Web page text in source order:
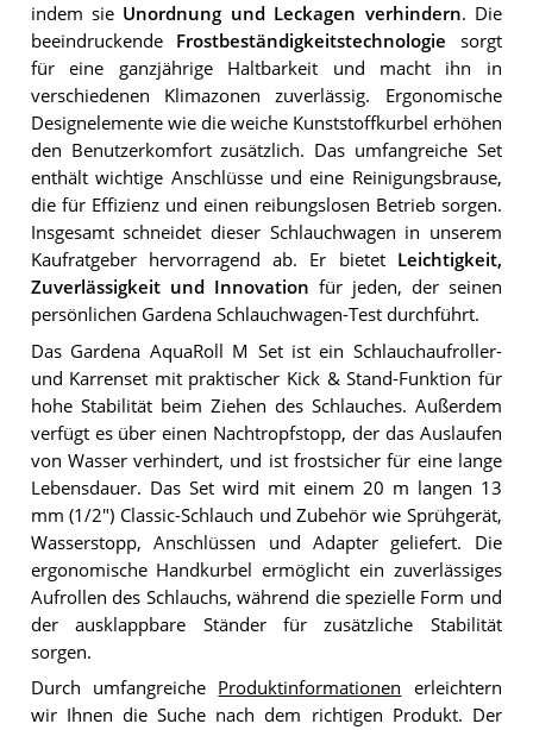
indem sie Unordnung und Leckagen verhindern. Die
beeindruckende Frostbeständigkeitstechnologie sorgt
für eine ganzjährige Haltbarkeit und macht ihn in
verschiedenen Klimazonen zuverlässig. Ergonomische
Designelemente wie die weiche Kunststoffkurbel erhöhen
den Benutzerkomfort zusätzlich. Das umfangreiche Set
enthält wichtige Anschlüsse und eine Reinigungsbrause,
die für Effizienz und einen reibungslosen Betrieb sorgen.
Insgesamt schneidet dieser Schlauchwagen in unserem
Kaufratgeber hervorragend ab. Er bietet Leichtigkeit,
Zuverlässigkeit und Innovation für jeden, der seinen
persönlichen Gardena Schlauchwagen-Test durchführt.
Das Gardena AquaRoll M Set ist ein Schlauchaufroller-
und Karrenset mit praktischer Kick & Stand-Funktion für
hohe Stabilität beim Ziehen des Schlauches. Außerdem
verfügt es über einen Nachtropfstopp, der das Auslaufen
von Wasser verhindert, und ist frostsicher für eine lange
Lebensdauer. Das Set wird mit einem 20 m langen 13
mm (1/2") Classic-Schlauch und Zubehör wie Sprühgerät,
Wasserstopp, Anschlüssen und Adapter geliefert. Die
ergonomische Handkurbel ermöglicht ein zuverlässiges
Aufrollen des Schlauchs, während die spezielle Form und
der ausklappbare Ständer für zusätzliche Stabilität
sorgen.
Durch umfangreiche Produktinformationen erleichtern
wir Ihnen die Suche nach dem richtigen Produkt. Der